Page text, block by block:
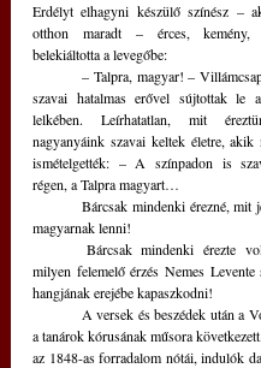
Erdélyt elhagyni készülő színész –
otthon maradt – érces, kemény,
belekiáltotta a levegőbe:
szavai hatalmas erővel sújtottak le
lelkében. Leírhatatlan, mit
nagyanyáink szavai keltek életre, akik
ismételgették: – A színpadon is
régen, a Talpra magyart…
magyarnak lenni!
milyen felemelő érzés Nemes Levente
hangjának erejébe kapaszkodni!
a tanárok kórusának műsora
az 1848-as forradalom nótái, indulók